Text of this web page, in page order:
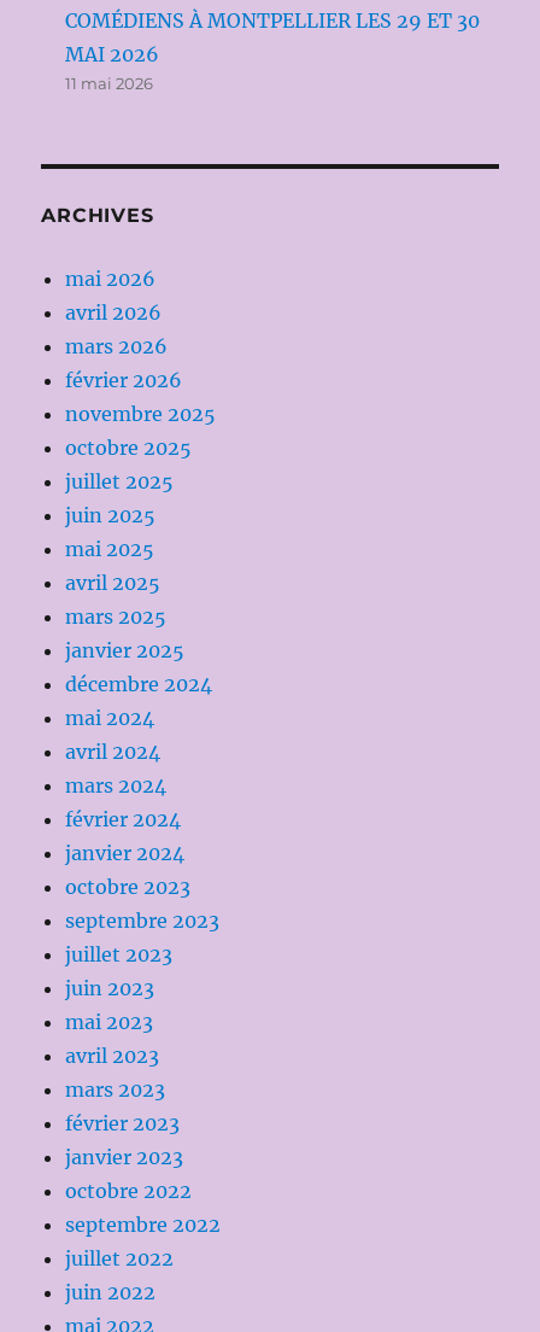
COMÉDIENS À MONTPELLIER LES 29 ET 30
MAI 2026
11 mai 2026
ARCHIVES
mai 2026
avril 2026
mars 2026
février 2026
novembre 2025
octobre 2025
juillet 2025
juin 2025
mai 2025
avril 2025
mars 2025
janvier 2025
décembre 2024
mai 2024
avril 2024
mars 2024
février 2024
janvier 2024
octobre 2023
septembre 2023
juillet 2023
juin 2023
mai 2023
avril 2023
mars 2023
février 2023
janvier 2023
octobre 2022
septembre 2022
juillet 2022
juin 2022
mai 2022